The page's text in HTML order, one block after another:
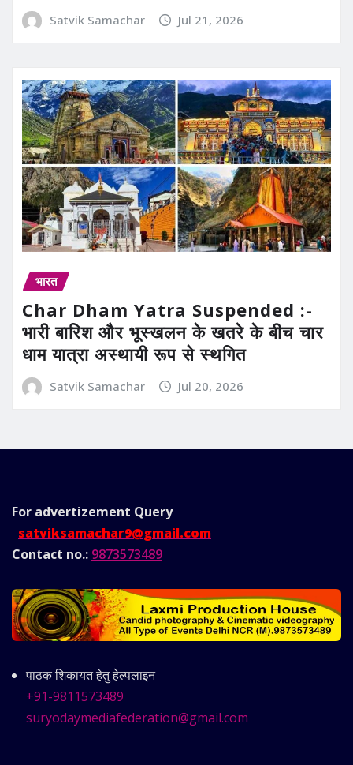
Satvik Samachar Jul 21, 2026
भारत
Char Dham Yatra Suspended :-
भारी बारिश और भूस्खलन के खतरे के बीच चार
धाम यात्रा अस्थायी रूप से स्थगित
Satvik Samachar Jul 20, 2026
For advertizement Query
satviksamachar9@gmail.com
Contact no.: 9873573489
पाठक शिकायत हेतु हेल्पलाइन
+91-9811573489
suryodaymediafederation@gmail.com